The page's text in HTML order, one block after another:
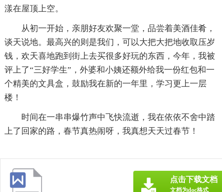
漾在屋顶上空。
从初一开始，亲朋好友欢聚一堂，品尝着美酒佳肴，
谈天说地。最高兴的则是我们，可以大把大把地收取压岁
钱，欢天喜地跑到街上去买很多好玩的东西，今年，我被
评上了“三好学生”，外婆和小姨还额外给我一份红包和一
个精美的文具盒，鼓励我在新的一年里，学习更上一层
楼！
时间在一串串爆竹声中飞快流逝，我在依依不舍中踏
上了回家的路，春节真热闹呀，我真想天天过春节！
点击下载文档
文档为doc格式